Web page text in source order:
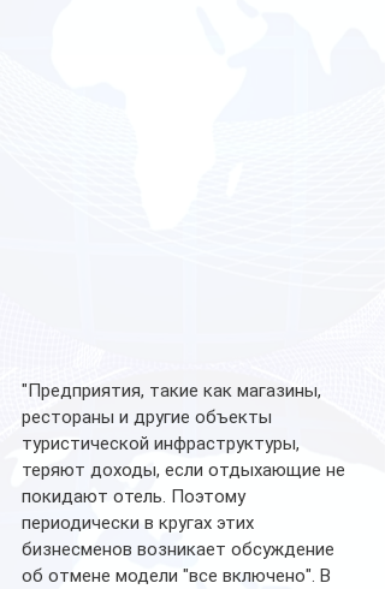
"Предприятия, такие как магазины,
рестораны и другие объекты
туристической инфраструктуры,
теряют доходы, если отдыхающие не
покидают отель. Поэтому
периодически в кругах этих
бизнесменов возникает обсуждение
об отмене модели "все включено". В